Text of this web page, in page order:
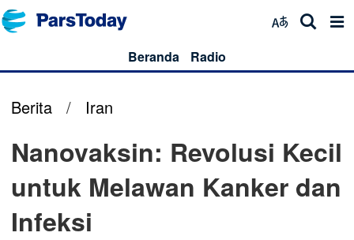
Beranda Radio
Berita / Iran
Nanovaksin: Revolusi Kecil
untuk Melawan Kanker dan
Infeksi